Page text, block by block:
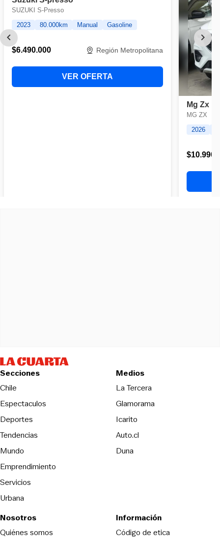
Secciones
Chile
Espectaculos
Deportes
Tendencias
Mundo
Emprendimiento
Servicios
Urbana
Medios
La TerceraOpens in new
Glamorama
Icarito
Auto.cl
DunaOpens in new window
Nosotros
Quiénes somos
Información
Código de eticaOpens in new